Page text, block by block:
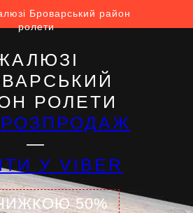
Броварський район
ролети
РОЛЕТИ
РОЗПРОДАЖ
—
У VIBER
50%